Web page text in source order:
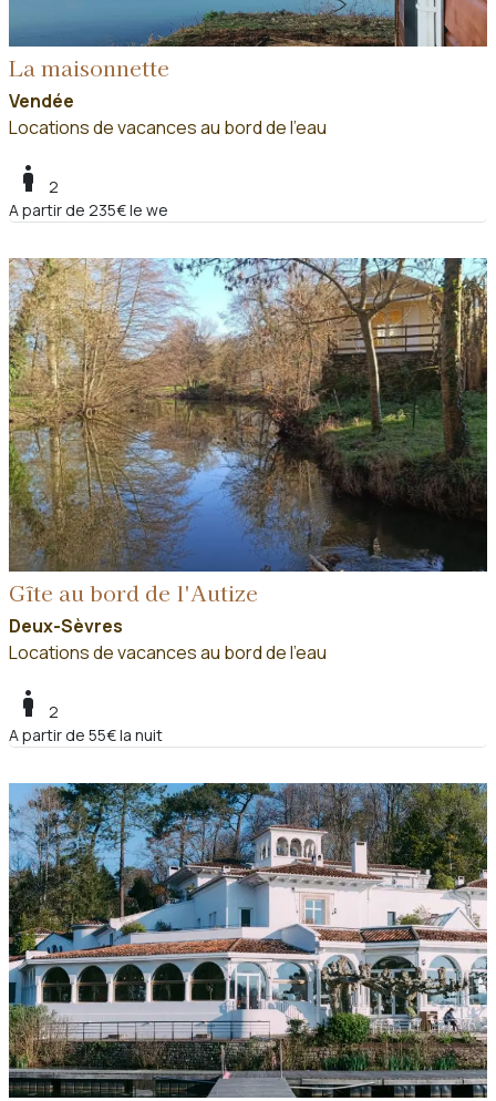
La maisonnette
Vendée
Locations de vacances au bord de l'eau
boy
2
A partir de 235€ le we
Gîte au bord de l'Autize
Deux-Sèvres
Locations de vacances au bord de l'eau
boy
2
A partir de 55€ la nuit